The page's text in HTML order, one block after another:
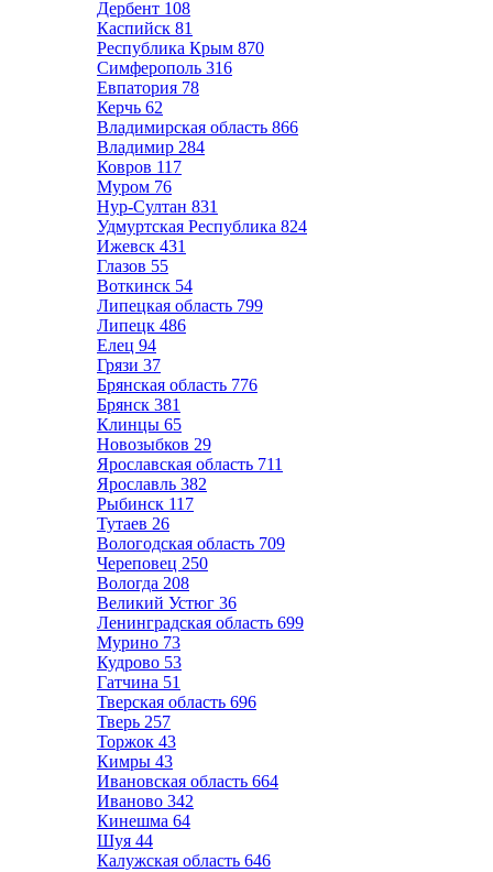
Дербент 108
Каспийск 81
Республика Крым 870
Симферополь 316
Евпатория 78
Керчь 62
Владимирская область 866
Владимир 284
Ковров 117
Муром 76
Нур-Султан 831
Удмуртская Республика 824
Ижевск 431
Глазов 55
Воткинск 54
Липецкая область 799
Липецк 486
Елец 94
Грязи 37
Брянская область 776
Брянск 381
Клинцы 65
Новозыбков 29
Ярославская область 711
Ярославль 382
Рыбинск 117
Тутаев 26
Вологодская область 709
Череповец 250
Вологда 208
Великий Устюг 36
Ленинградская область 699
Мурино 73
Кудрово 53
Гатчина 51
Тверская область 696
Тверь 257
Торжок 43
Кимры 43
Ивановская область 664
Иваново 342
Кинешма 64
Шуя 44
Калужская область 646